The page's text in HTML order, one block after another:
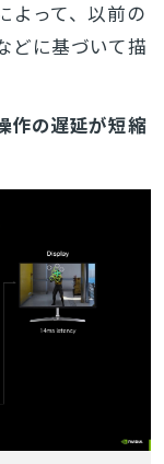
よって、以前の
どに基づいて描
作の遅延が短縮